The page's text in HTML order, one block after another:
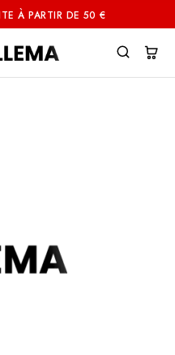
À PARTIR DE 50 €